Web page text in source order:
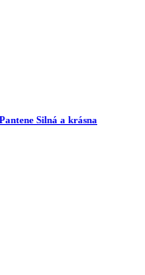
Silná a krásna